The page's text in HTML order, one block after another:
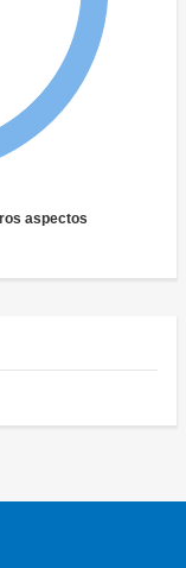
aspectos